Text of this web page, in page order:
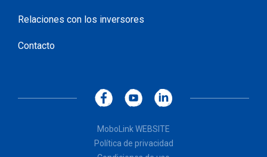
Relaciones con los inversores
Contacto
MoboLink WEBSITE
Política de privacidad